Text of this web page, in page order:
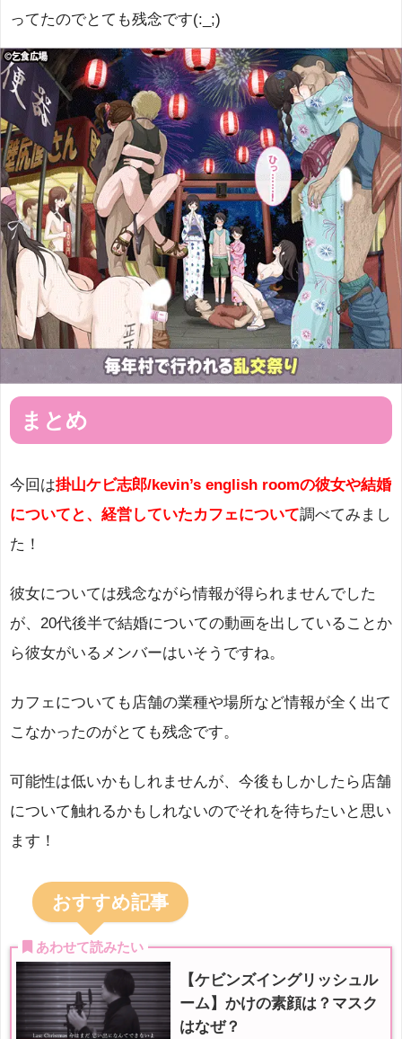
ってたのでとても残念です(:_;)
まとめ
今回は掛山ケビ志郎/kevin’s english roomの彼女や結婚
についてと、経営していたカフェについて調べてみまし
た！
彼女については残念ながら情報が得られませんでした
が、20代後半で結婚についての動画を出していることか
ら彼女がいるメンバーはいそうですね。
カフェについても店舗の業種や場所など情報が全く出て
こなかったのがとても残念です。
可能性は低いかもしれませんが、今後もしかしたら店舗
について触れるかもしれないのでそれを待ちたいと思い
ます！
おすすめ記事
あわせて読みたい
【ケビンズイングリッシュル
ーム】かけの素顔は？マスク
はなぜ？